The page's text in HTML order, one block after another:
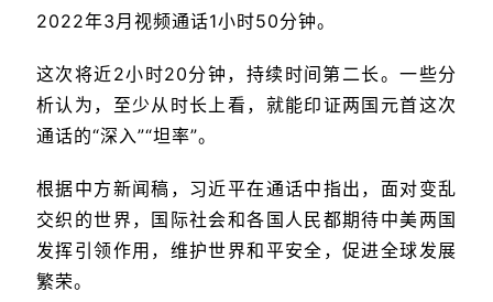
2022年3月视频通话1小时50分钟。
这次将近2小时20分钟，持续时间第二长。一些分
析认为，至少从时长上看，就能印证两国元首这次
通话的“深入”“坦率”。
根据中方新闻稿，习近平在通话中指出，面对变乱
交织的世界，国际社会和各国人民都期待中美两国
发挥引领作用，维护世界和平安全，促进全球发展
繁荣。